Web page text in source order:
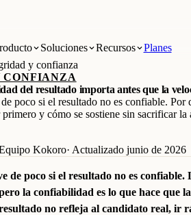
Soluciones Recursos Planes
y confianza
CONFIANZA
del resultado importa antes que la
poco si el resultado no es confiable. Por
y cómo se sostiene sin sacrificar la
Kokoro· Actualizado junio de 2026
de poco si el resultado no es confiable.
la confiabilidad es lo que hace que
no refleja al candidato real, ir